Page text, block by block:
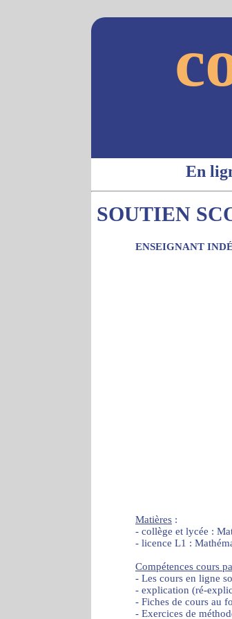
En
SOUTIEN
ENSEIGNANT
Matières :
- collège et lycée :
- licence L1 :
Compétences cours
- Les cours en ligne
- explication (ré-
- Fiches de cours au
- Exercices de